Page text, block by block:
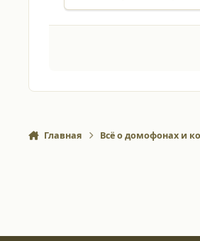
Главная Всё о домофонах и